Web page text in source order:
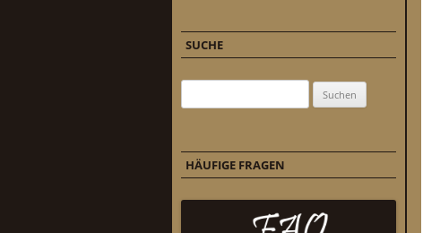
SUCHE
HÄUFIGE FRAGEN